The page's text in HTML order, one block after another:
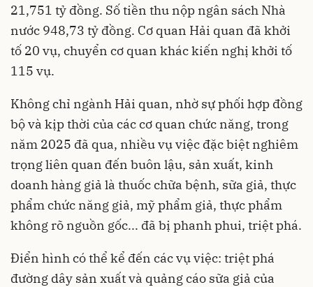
21,751 tỷ đồng. Số tiền thu nộp ngân sách Nhà
nước 948,73 tỷ đồng. Cơ quan Hải quan đã khởi
tố 20 vụ, chuyển cơ quan khác kiến nghị khởi tố
115 vụ.
Không chỉ ngành Hải quan, nhờ sự phối hợp đồng
bộ và kịp thời của các cơ quan chức năng, trong
năm 2025 đã qua, nhiều vụ việc đặc biệt nghiêm
trọng liên quan đến buôn lậu, sản xuất, kinh
doanh hàng giả là thuốc chữa bệnh, sữa giả, thực
phẩm chức năng giả, mỹ phẩm giả, thực phẩm
không rõ nguồn gốc... đã bị phanh phui, triệt phá.
Điển hình có thể kể đến các vụ việc: triệt phá
đường dây sản xuất và quảng cáo sữa giả của